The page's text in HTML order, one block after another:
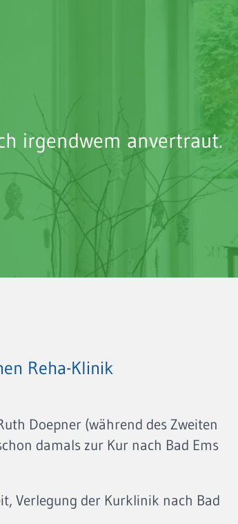
irgendwem anvertraut.
Reha-Klinik
Doepner (während des Zweiten
damals zur Kur nach Bad Ems
Verlegung der Kurklinik nach Bad